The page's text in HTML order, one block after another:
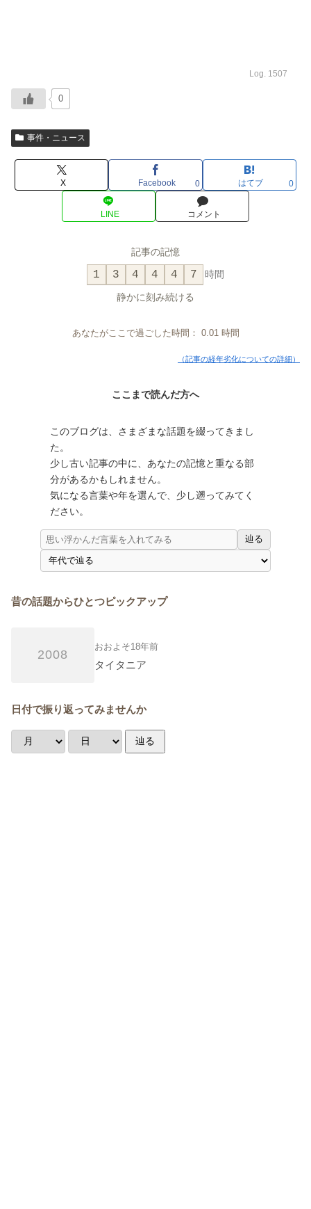
Log. 1507
0
事件・ニュース
X Facebook 0 はてブ 0
LINE コメント
記事の記憶
1 3 4 4 4 7 時間
静かに刻み続ける
あなたがここで過ごした時間： 0.01時間
（記事の経年劣化についての詳細）
ここまで読んだ方へ
このブログは、さまざまな話題を綴ってきまし
た。
少し古い記事の中に、あなたの記憶と重なる部
分があるかもしれません。
気になる言葉や年を選んで、少し遡ってみてく
ださい。
辿る
昔の話題からひとつピックアップ
2008
おおよそ18年前
タイタニア
日付で振り返ってみませんか
辿る